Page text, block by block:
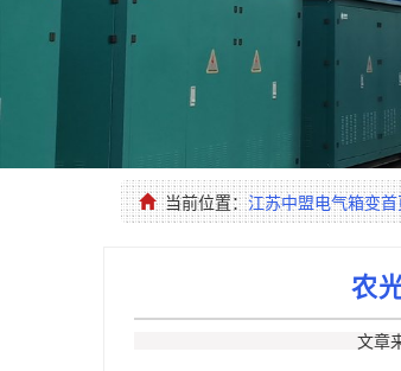
当前位置：江苏中盟电气箱变首
农
文章